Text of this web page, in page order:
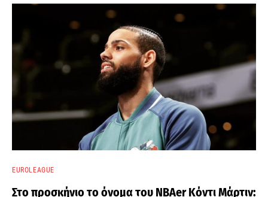
EUROLEAGUE
Στο προσκήνιο το όνομα του ΝΒΑer Κόντι Μάρτιν: